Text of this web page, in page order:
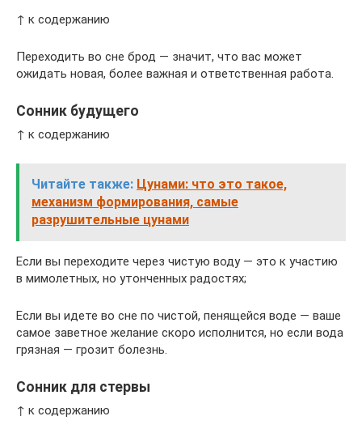
↑ к содержанию
Переходить во сне брод — значит, что вас может
ожидать новая, более важная и ответственная работа.
Сонник будущего
↑ к содержанию
Читайте также: Цунами: что это такое,
механизм формирования, самые
разрушительные цунами
Если вы переходите через чистую воду — это к участию
в мимолетных, но утонченных радостях;
Если вы идете во сне по чистой, пенящейся воде — ваше
самое заветное желание скоро исполнится, но если вода
грязная — грозит болезнь.
Сонник для стервы
↑ к содержанию